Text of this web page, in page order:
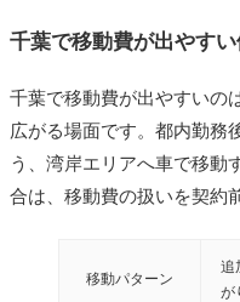
千葉で移動費が出やすい
千葉で移動費が出やすいの
広がる場面です。都内勤務
う、湾岸エリアへ車で移動
合は、移動費の扱いを契約
移動パターン
追
が